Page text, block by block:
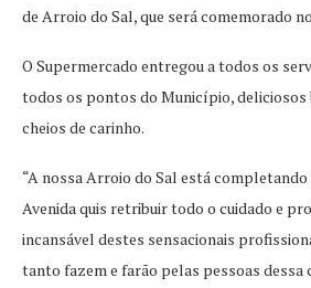
de Arroio do Sal, que será comemorado
O Supermercado entregou a todos os
todos os pontos do Município,
cheios de carinho.
“A nossa Arroio do Sal está completando
Avenida quis retribuir todo o cuidado e
incansável destes sensacionais
tanto fazem e farão pelas pessoas dessa